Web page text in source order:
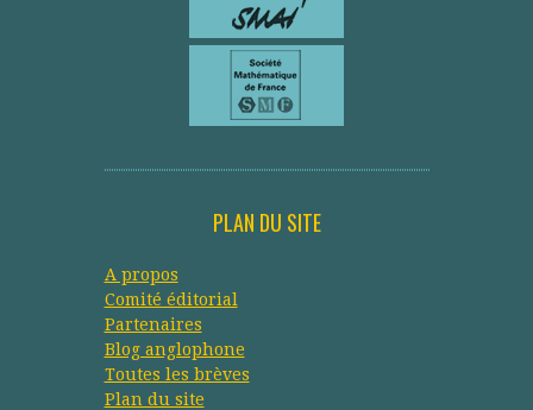
PLAN DU SITE
A propos
Comité éditorial
Partenaires
Blog anglophone
Toutes les brèves
Plan du site